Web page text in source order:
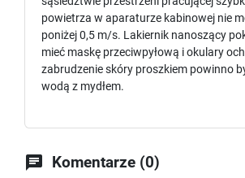
powietrza w aparaturze kabinowej nie
poniżej 0,5 m/s. Lakiernik nanoszący
mieć maskę przeciwpyłową i okulary
zabrudzenie skóry proszkiem powinno
wodą z mydłem.
 Komentarze (0)